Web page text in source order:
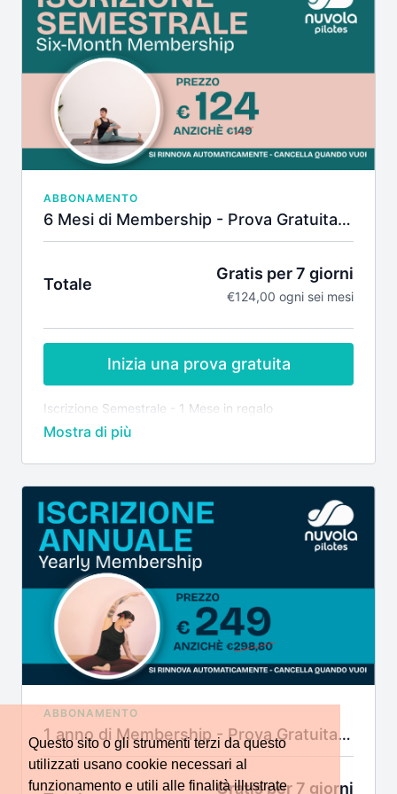
Questo sito o gli strumenti terzi da questo
utilizzati usano cookie necessari al
funzionamento e utili alle finalità illustrate
ABBONAMENTO
6 Mesi di Membership - Prova Gratuita 7 Giorni
Totale
Gratis per 7 giorni
€124,00 ogni sei mesi
Inizia una prova gratuita
Iscrizione Semestrale - 1 Mese in regalo
Rinnovo automatico e cancelli quando vuoi
ABBONAMENTO
1 anno di Membership - Prova Gratuita 7 Giorni
Gratis per 7 giorni